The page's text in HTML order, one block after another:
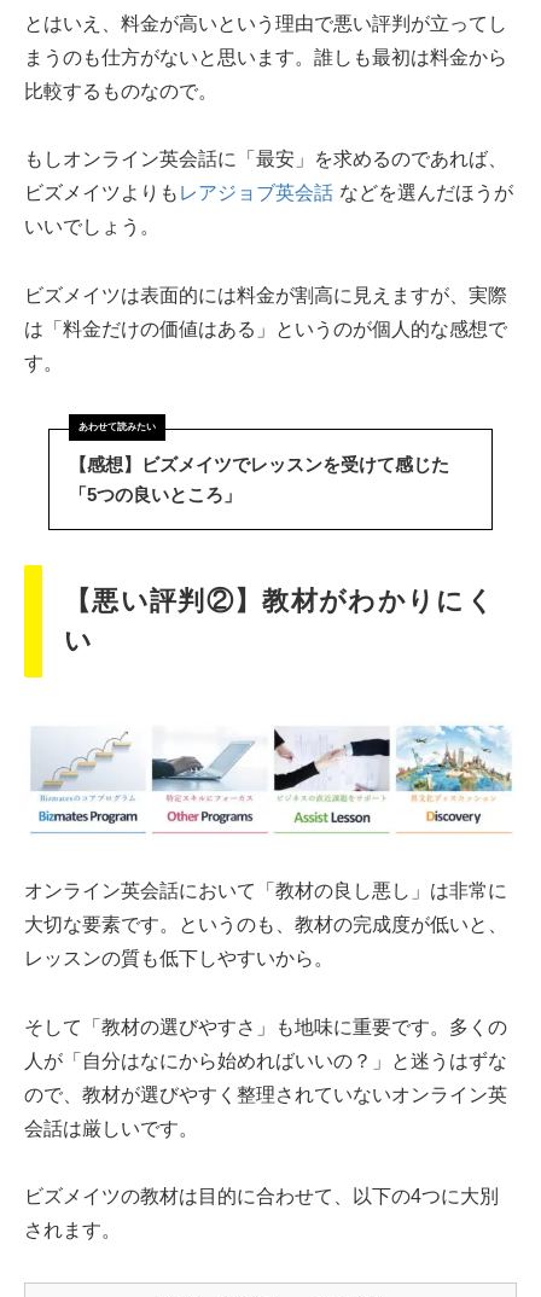
とはいえ、料金が高いという理由で悪い評判が立ってし
まうのも仕方がないと思います。誰しも最初は料金から
比較するものなので。
もしオンライン英会話に「最安」を求めるのであれば、
ビズメイツよりも レアジョブ英会話 などを選んだほうが
いいでしょう。
ビズメイツは表面的には料金が割高に見えますが、実際
は「料金だけの価値はある」というのが個人的な感想で
す。
【感想】ビズメイツでレッスンを受けて感じた
「5つの良いところ」
【悪い評判②】教材がわかりにく
い
オンライン英会話において「教材の良し悪し」は非常に
大切な要素です。というのも、教材の完成度が低いと、
レッスンの質も低下しやすいから。
そして「教材の選びやすさ」も地味に重要です。多くの
人が「自分はなにから始めればいいの？」と迷うはずな
ので、教材が選びやすく整理されていないオンライン英
会話は厳しいです。
ビズメイツの教材は目的に合わせて、以下の4つに大別
されます。